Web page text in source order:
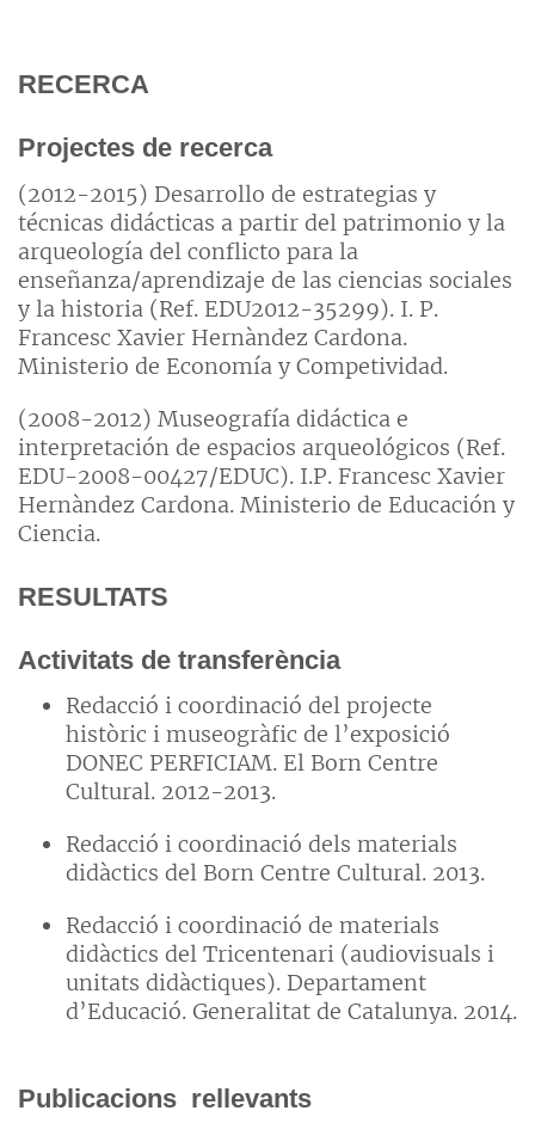
RECERCA
Projectes de recerca
(2012-2015) Desarrollo de estrategias y
técnicas didácticas a partir del patrimonio y la
arqueología del conflicto para la
enseñanza/aprendizaje de las ciencias sociales
y la historia (Ref. EDU2012-35299). I. P.
Francesc Xavier Hernàndez Cardona.
Ministerio de Economía y Competividad.
(2008-2012) Museografía didáctica e
interpretación de espacios arqueológicos (Ref.
EDU-2008-00427/EDUC). I.P. Francesc Xavier
Hernàndez Cardona. Ministerio de Educación y
Ciencia.
RESULTATS
Activitats de transferència
Redacció i coordinació del projecte
històric i museogràfic de l’exposició
DONEC PERFICIAM. El Born Centre
Cultural. 2012-2013.
Redacció i coordinació dels materials
didàctics del Born Centre Cultural. 2013.
Redacció i coordinació de materials
didàctics del Tricentenari (audiovisuals i
unitats didàctiques). Departament
d’Educació. Generalitat de Catalunya. 2014.
Publicacions rellevants